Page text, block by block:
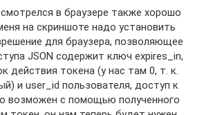
в браузере также хорошо
на скриншоте надо установить
для браузера, позволяющее
JSON содержит ключ expires_in,
действия токена (у нас там 0, т. к.
и user_id пользователя, доступ к
возможен с помощью полученного